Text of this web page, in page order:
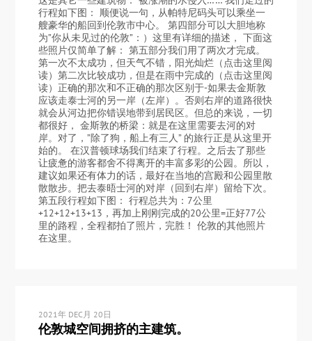
行程如下图： 顺便说一句，从帕特尼码头可以乘坐一
艘豪华的船回到伦敦市中心。 第四部分可以大胆地称
为”你从未见过的伦敦”：）这里有详细的描述， 下面这
些照片仅简单了解： 第五部分我们用了两次才完成。
第一次不太成功，但天气不错，阳光灿烂（点击这里阅
读）第二次比较成功，但是在雨中完成的（点击这里阅
读）正确的那次和不正确的那次区别于-如果去金斯敦
应该走泰士河的另一岸（左岸）。否则右岸的道路很快
就会从河边把你错误地带到居民区。但总的来说，一切
都很好， 金斯敦的桥梁：就是在这里需要去河的对
岸。对了，”除了狗，船上有三人” 的旅行正是从这里开
始的。 在汉普顿球场我们结束了行程。之后去了那些
让疲惫的游客都舍不得离开的丰富多彩的公园。所以，
建议如果还有体力的话，最好在当地的宫殿和公园里散
散散步。把去泰晤士河的对岸（回到右岸）留给下次。
第五段行程如下图： 行程总共为：7公里
+12+12+13+13，再加上刚刚完成的20公里=正好77公
里的路程，全程都拍了照片，完胜！ 伦敦的其他照片
在这里。
2021年 DEC月 20日
伦敦城空间拥挤的主建筑。